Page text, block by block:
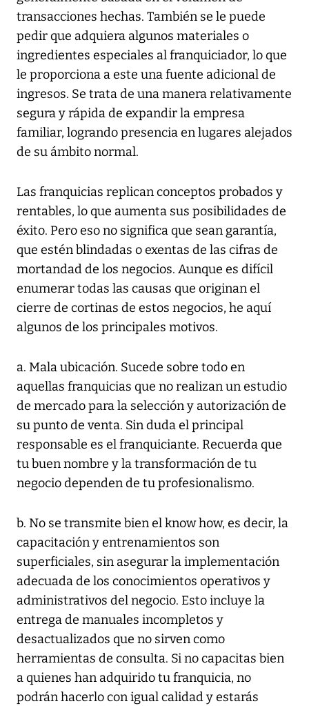
transacciones hechas. También se le puede
pedir que adquiera algunos materiales o
ingredientes especiales al franquiciador, lo que
le proporciona a este una fuente adicional de
ingresos. Se trata de una manera relativamente
segura y rápida de expandir la empresa
familiar, logrando presencia en lugares alejados
de su ámbito normal.
Las franquicias replican conceptos probados y
rentables, lo que aumenta sus posibilidades de
éxito. Pero eso no significa que sean garantía,
que estén blindadas o exentas de las cifras de
mortandad de los negocios. Aunque es difícil
enumerar todas las causas que originan el
cierre de cortinas de estos negocios, he aquí
algunos de los principales motivos.
a. Mala ubicación. Sucede sobre todo en
aquellas franquicias que no realizan un estudio
de mercado para la selección y autorización de
su punto de venta. Sin duda el principal
responsable es el franquiciante. Recuerda que
tu buen nombre y la transformación de tu
negocio dependen de tu profesionalismo.
b. No se transmite bien el know how, es decir, la
capacitación y entrenamientos son
superficiales, sin asegurar la implementación
adecuada de los conocimientos operativos y
administrativos del negocio. Esto incluye la
entrega de manuales incompletos y
desactualizados que no sirven como
herramientas de consulta. Si no capacitas bien
a quienes han adquirido tu franquicia, no
podrán hacerlo con igual calidad y estarás